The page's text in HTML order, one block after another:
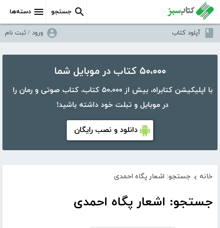
دسته‌ها جستجو
آپلود کتاب ورود / ثبت نام
۵۰،۰۰۰ کتاب در موبایل شما
با اپلیکیشن کتابراه، بیش از ۵۰،۰۰۰ کتاب، کتاب صوتی و رمان را
در موبایل و تبلت خود داشته باشید!
دانلود و نصب رایگان
خانه › جستجو: اشعار پگاه احمدی
جستجو: اشعار پگاه احمدی